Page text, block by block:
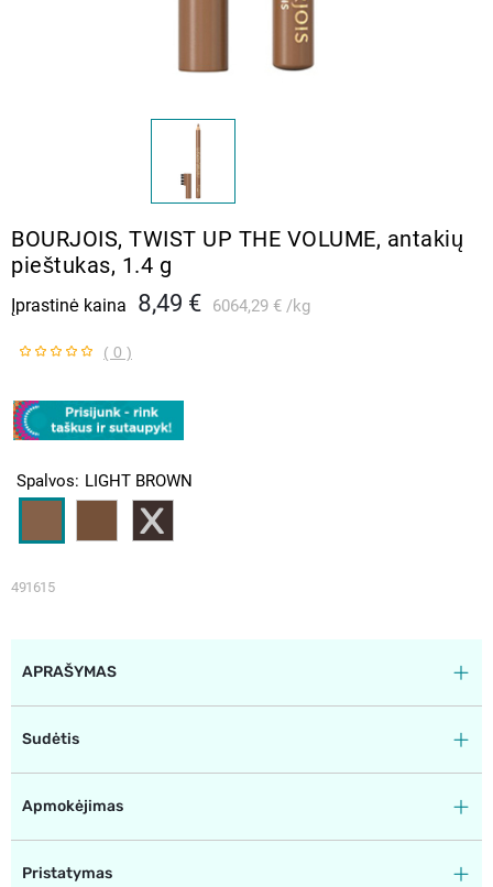
BOURJOIS, TWIST UP THE VOLUME, antakių
pieštukas, 1.4 g
Įprastinė kaina 8,49 € 6064,29 € kg
( 0 )
491615
Spalvos LIGHT BROWN
APRAŠYMAS
Sudėtis
Apmokėjimas
Pristatymas